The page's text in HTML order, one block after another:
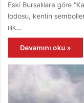
Eski Bursalılara göre
lodosu, kentin
ılık…
Devamını oku »